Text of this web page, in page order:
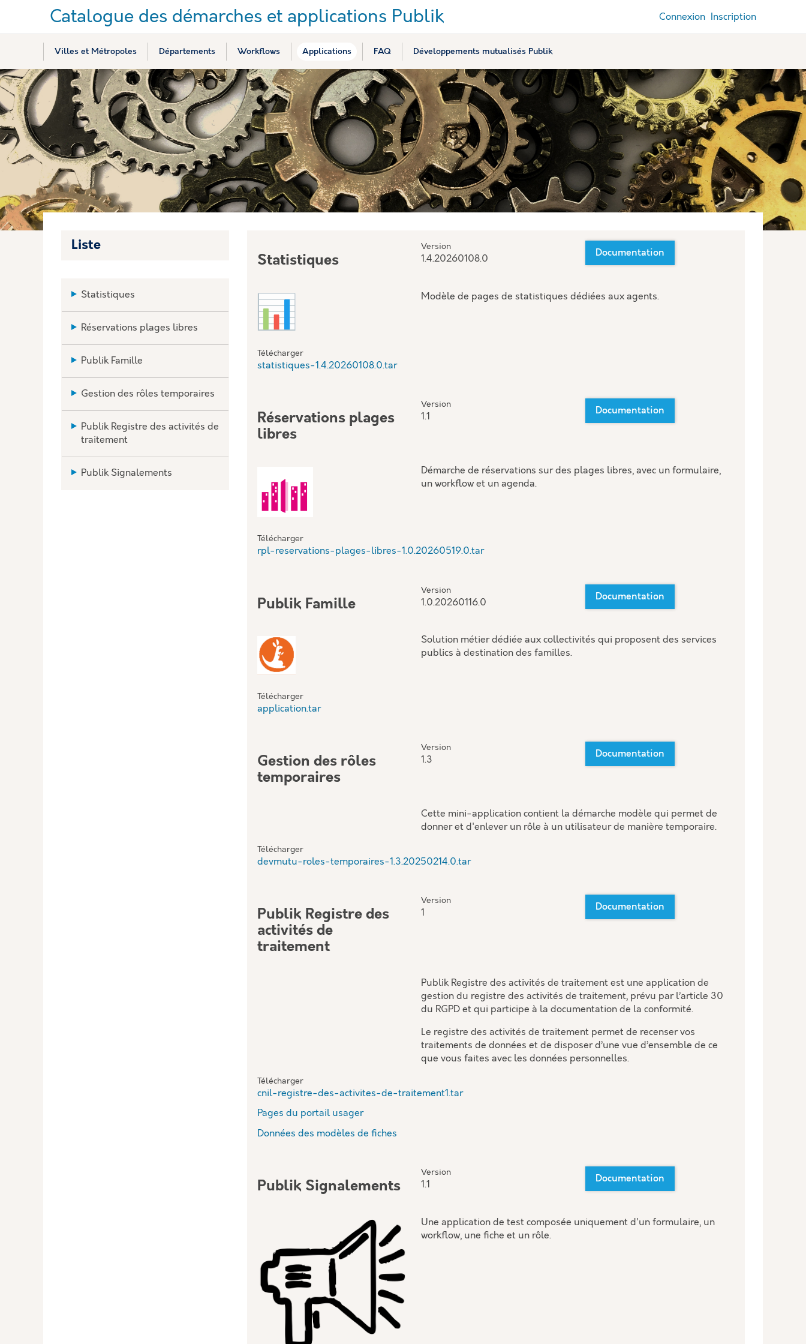
Catalogue des démarches et applications Publik Connexion Inscription
Villes et Métropoles Départements Workflows Applications FAQ Développements mutualisés Publik
Liste
Statistiques
Réservations plages libres
Publik Famille
Gestion des rôles temporaires
Publik Registre des activités de
traitement
Publik Signalements
Statistiques
Version
1.4.20260108.0
Documentation
Modèle de pages de statistiques dédiées aux agents.
Télécharger
statistiques-1.4.20260108.0.tar
Réservations plages
libres
Version
1.1
Documentation
Démarche de réservations sur des plages libres, avec un formulaire,
un workflow et un agenda.
Télécharger
rpl-reservations-plages-libres-1.0.20260519.0.tar
Publik Famille
Version
1.0.20260116.0
Documentation
Solution métier dédiée aux collectivités qui proposent des services
publics à destination des familles.
Télécharger
application.tar
Gestion des rôles
temporaires
Version
1.3
Documentation
Cette mini-application contient la démarche modèle qui permet de
donner et d'enlever un rôle à un utilisateur de manière temporaire.
Télécharger
devmutu-roles-temporaires-1.3.20250214.0.tar
Publik Registre des
activités de
traitement
Version
1
Documentation
Publik Registre des activités de traitement est une application de
gestion du registre des activités de traitement, prévu par l’article 30
du RGPD et qui participe à la documentation de la conformité.
Le registre des activités de traitement permet de recenser vos
traitements de données et de disposer d’une vue d’ensemble de ce
que vous faites avec les données personnelles.
Télécharger
cnil-registre-des-activites-de-traitement1.tar
Pages du portail usager
Données des modèles de fiches
Publik Signalements
Version
1.1
Documentation
Une application de test composée uniquement d'un formulaire, un
workflow, une fiche et un rôle.